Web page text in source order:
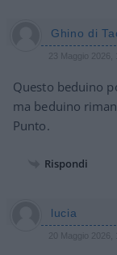
Ghino di
23 Maggio 2026,
Questo beduino
ma beduino
Punto.
Rispondi
lucia
20 Maggio 2026,